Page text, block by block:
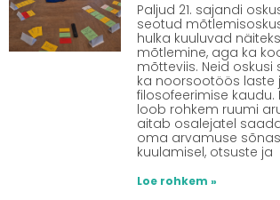
Paljud 21. sajandi
seotud
hulka kuuluvad
mõtlemine, aga ka
mõtteviis. Neid
ka noorsootöös laste
filosofeerimise kaudu.
loob rohkem ruumi
aitab osalejatel
oma arvamuse
kuulamisel, otsuste ja
Loe rohkem »